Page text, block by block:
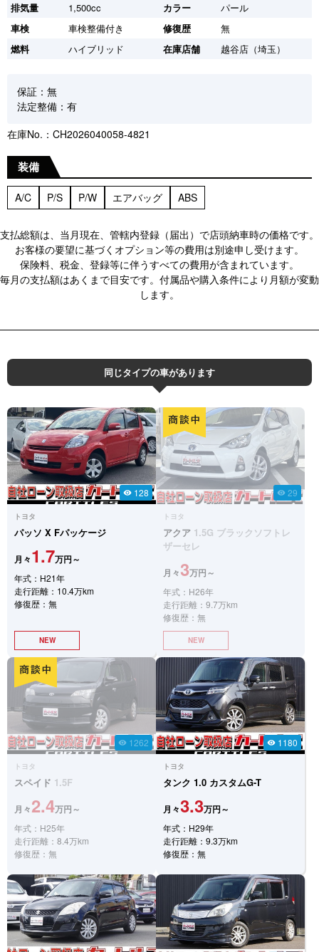
排気量
1,500cc カラー
パール
車検
車検整備付き 修復歴
無
燃料
ハイブリッド 在庫店舗 越谷店（埼玉）
保証：無
法定整備：有
在庫No.：CH2026040058-4821
装備
A/C P/S P/W エアバッグ ABS
支払総額は、当月現在、管轄内登録（届出）で店頭納車時の価格です。
お客様の要望に基づくオプション等の費用は別途申し受けます。
保険料、税金、登録等に伴うすべての費用が含まれています。
毎月の支払額はあくまで目安です。付属品や購入条件により月額が変動
します。
同じタイプの車があります
visibility 128
トヨタ
パッソ X Fパッケージ
月々1.7万円～
年式：H21年
走行距離：10.4万km
修復歴：無
NEW
visibility 29
トヨタ
アクア 1.5G ブラックソフトレ
ザーセレ
月々3万円～
年式：H26年
走行距離：9.7万km
修復歴：無
NEW
visibility 1262
トヨタ
スペイド 1.5F
月々2.4万円～
年式：H25年
走行距離：8.4万km
修復歴：無
visibility 1180
トヨタ
タンク 1.0 カスタムG-T
月々3.3万円～
年式：H29年
走行距離：9.3万km
修復歴：無